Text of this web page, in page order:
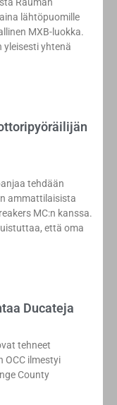
Rauman
lähtöpuomille
MXB-luokka.
yhtenä
tehdään
ammattilaisista
MC:n kanssa.
että oma
Ducateja
tehneet
OCC ilmestyi
County